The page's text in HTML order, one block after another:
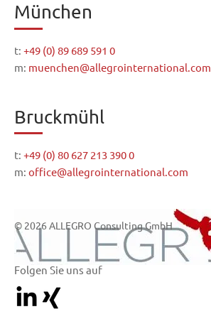
München
t: +49 (0) 89 689 591 0
m: muenchen@allegrointernational.com
Bruckmühl
t: +49 (0) 80 627 213 390 0
m: office@allegrointernational.com
© 2026 ALLEGRO Consulting GmbH
Folgen Sie uns auf